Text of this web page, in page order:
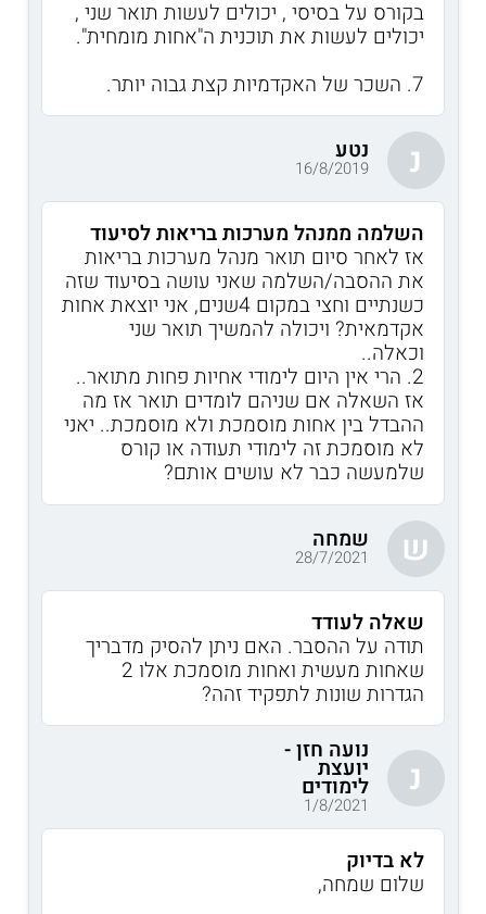
בקורס על בסיסי , יכולים לעשות תואר שני ,
יכולים לעשות את תוכנית ה"אחות מומחית".
7. השכר של האקדמיות קצת גבוה יותר.
נ נטע
16/8/2019
השלמה ממנהל מערכות בריאות לסיעוד
אז לאחר סיום תואר מנהל מערכות בריאות
את ההסבה/השלמה שאני עושה בסיעוד שזה
כשנתיים וחצי במקום 4שנים, אני יוצאת אחות
אקדמאית? ויכולה להמשיך תואר שני
וכאלה..
2. הרי אין היום לימודי אחיות פחות מתואר..
אז השאלה אם שניהם לומדים תואר אז מה
ההבדל בין אחות מוסמכת ולא מוסמכת.. יאני
לא מוסמכת זה לימודי תעודה או קורס
שלמעשה כבר לא עושים אותם?
ש שמחה
28/7/2021
שאלה לעודד
תודה על ההסבר. האם ניתן להסיק מדבריך
שאחות מעשית ואחות מוסמכת אלו 2
הגדרות שונות לתפקיד זהה?
נ
נועה חזן -
יועצת
לימודים
1/8/2021
לא בדיוק
שלום שמחה,